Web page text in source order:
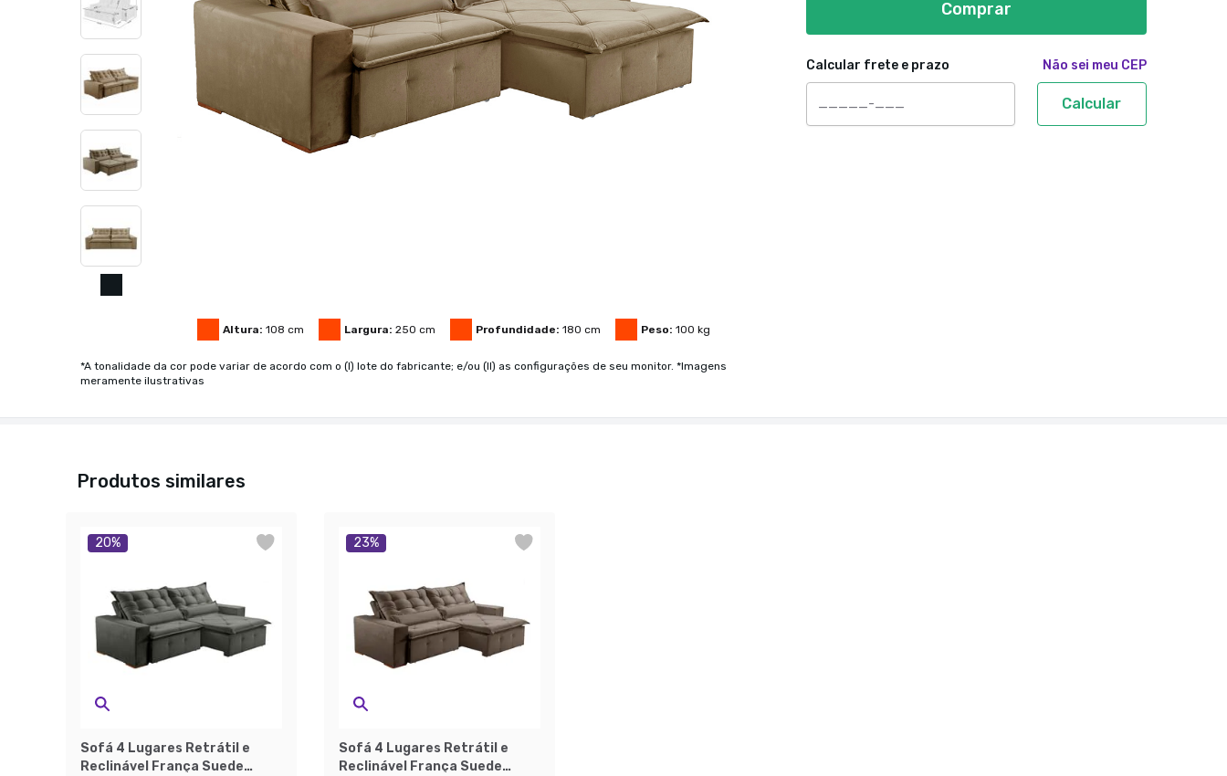
Altura: 108 cm Largura: 250 cm Profundidade: 180 cm Peso: 100 kg
*A tonalidade da cor pode variar de acordo com o (I) lote do fabricante; e/ou (II) as configurações de seu monitor. *Imagens
meramente ilustrativas
Comprar
Calcular frete e prazo Não sei meu CEP
Calcular
Produtos similares
20%
Sofá 4 Lugares Retrátil e
Reclinável França Suede
23%
Sofá 4 Lugares Retrátil e
Reclinável França Suede